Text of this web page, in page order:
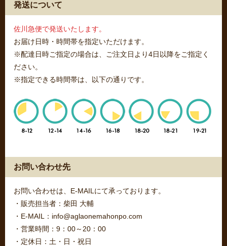
発送について
佐川急便で発送いたします。
お届け日時・時間帯を指定いただけます。
※配達日時ご指定の場合は、ご注文日より4日以降をご指定く
ださい。
※指定できる時間帯は、以下の通りです。
お問い合わせ先
お問い合わせは、E-MAILにて承っております。
・販売担当者：柴田 大輔
・E-MAIL：info@aglaonemahonpo.com
・営業時間：9：00～20：00
・定休日：土・日・祝日